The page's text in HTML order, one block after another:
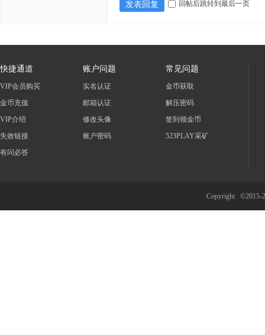
发表回复 回帖后跳转到最后一页
快捷通道
VIP会员购买
金币充值
VIP介绍
失效链接
有问必答
账户问题
实名认证
邮箱认证
修改头像
账户密码
常见问题
金币获取
解压密码
签到领金币
523PLAY采矿
Copyright ©2015-